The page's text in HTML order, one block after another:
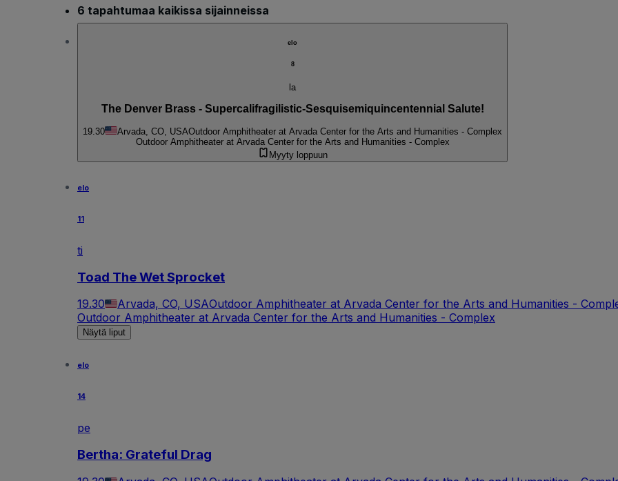
6 tapahtumaa kaikissa sijainneissa
elo
8
la
The Denver Brass - Supercalifragilistic-Sesquisemiquincentennial Salute!
19.30 Arvada, CO, USAOutdoor Amphitheater at Arvada Center for the Arts and Humanities - Complex
Outdoor Amphitheater at Arvada Center for the Arts and Humanities - Complex
Myyty loppuun
elo
11
ti
Toad The Wet Sprocket
19.30 Arvada, CO, USAOutdoor Amphitheater at Arvada Center for the Arts and Humanities -
Outdoor Amphitheater at Arvada Center for the Arts and Humanities - Complex
Näytä liput
elo
14
pe
Bertha: Grateful Drag